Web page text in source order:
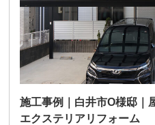
施工事例｜白井市O様邸｜
エクステリアリフォーム